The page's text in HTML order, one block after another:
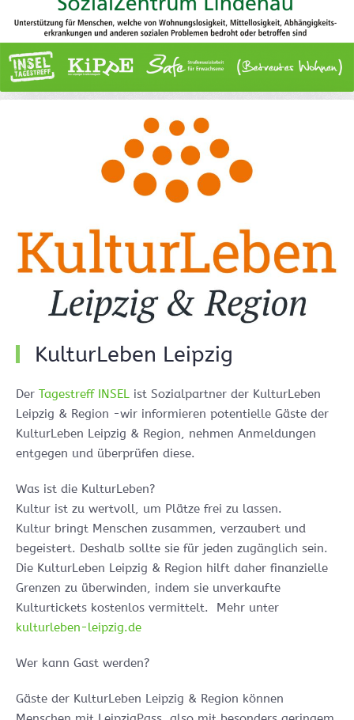
KulturLeben Leipzig
Der Tagestreff INSEL ist Sozialpartner der KulturLeben
Leipzig & Region -wir informieren potentielle Gäste der
KulturLeben Leipzig & Region, nehmen Anmeldungen
entgegen und überprüfen diese.
Was ist die KulturLeben?
Kultur ist zu wertvoll, um Plätze frei zu lassen.
Kultur bringt Menschen zusammen, verzaubert und
begeistert. Deshalb sollte sie für jeden zugänglich sein.
Die KulturLeben Leipzig & Region hilft daher finanzielle
Grenzen zu überwinden, indem sie unverkaufte
Kulturtickets kostenlos vermittelt. Mehr unter
kulturleben-leipzig.de
Wer kann Gast werden?
Gäste der KulturLeben Leipzig & Region können